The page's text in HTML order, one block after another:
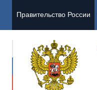
Правительство России